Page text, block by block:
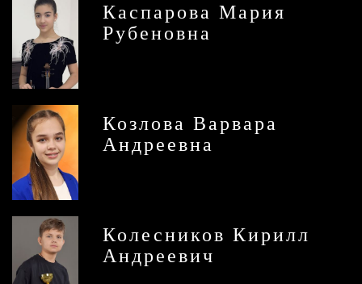
Каспарова Мария
Рубеновна
Козлова Варвара
Андреевна
Колесников Кирилл
Андреевич